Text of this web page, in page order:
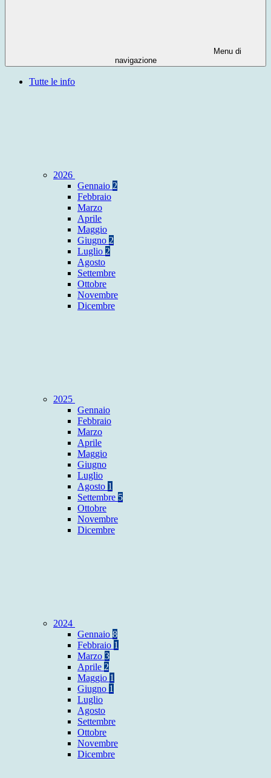
Menu di
navigazione
Tutte le info
2026
Gennaio 2
Febbraio
Marzo
Aprile
Maggio
Giugno 2
Luglio 2
Agosto
Settembre
Ottobre
Novembre
Dicembre
2025
Gennaio
Febbraio
Marzo
Aprile
Maggio
Giugno
Luglio
Agosto 1
Settembre 5
Ottobre
Novembre
Dicembre
2024
Gennaio 8
Febbraio 1
Marzo 3
Aprile 2
Maggio 1
Giugno 1
Luglio
Agosto
Settembre
Ottobre
Novembre
Dicembre